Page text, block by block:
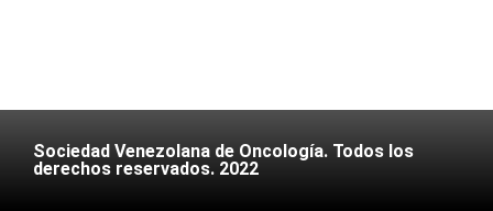
Sociedad Venezolana de Oncología. Todos los
derechos reservados. 2022